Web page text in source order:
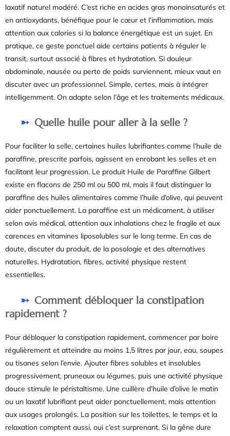
laxatif naturel modéré. C’est riche en acides gras monoinsaturés et
en antioxydants, bénéfique pour le cœur et l’inflammation, mais
attention aux calories si la balance énergétique est un sujet. En
pratique, ce geste ponctuel aide certains patients à réguler le
transit, surtout associé à fibres et hydratation. Si douleur
abdominale, nausée ou perte de poids surviennent, mieux vaut en
discuter avec un professionnel. Simple, certes, mais à intégrer
intelligemment. On adapte selon l’âge et les traitements médicaux.
Quelle huile pour aller à la selle ?
Pour faciliter la selle, certaines huiles lubrifiantes comme l’huile de
paraffine, prescrite parfois, agissent en enrobant les selles et en
facilitant leur progression. Le produit Huile de Paraffine Gilbert
existe en flacons de 250 ml ou 500 ml, mais il faut distinguer la
paraffine des huiles alimentaires comme l’huile d’olive, qui peuvent
aider ponctuellement. La paraffine est un médicament, à utiliser
selon avis médical, attention aux inhalations chez le fragile et aux
carences en vitamines liposolubles sur le long terme. En cas de
doute, discuter du produit, de la posologie et des alternatives
naturelles. Hydratation, fibres, activité physique restent
essentielles.
Comment débloquer la constipation
rapidement ?
Pour débloquer la constipation rapidement, commencer par boire
régulièrement et atteindre au moins 1,5 litres par jour, eau, soupes
ou tisanes selon l’envie. Ajouter fibres solubles et insolubles
progressivement, pruneaux ou légumes, puis une activité physique
douce stimule le péristaltisme. Une cuillère d’huile d’olive le matin
ou un laxatif lubrifiant peut aider ponctuellement, mais attention
aux usages prolongés. La position sur les toilettes, le temps et la
relaxation comptent aussi, oui c’est surprenant. Si la gêne dure